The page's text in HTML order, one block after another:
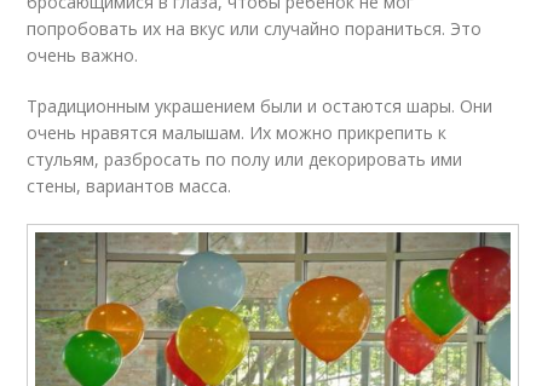
попробовать их на вкус или случайно пораниться. Это
очень важно.
Традиционным украшением были и остаются шары. Они
очень нравятся малышам. Их можно прикрепить к
стульям, разбросать по полу или декорировать ими
стены, вариантов масса.